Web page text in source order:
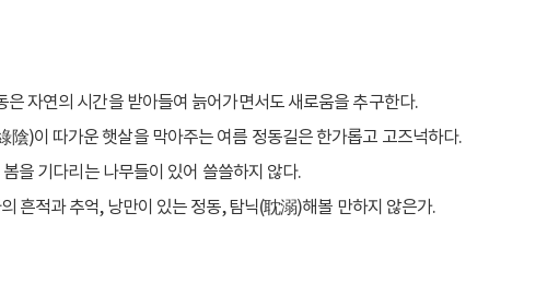
자연의 시간을 받아들여 늙어가면서도 새로움을 추구한다.
)이 따가운 햇살을 막아주는 여름 정동길은 한가롭고 고즈넉하다.
을 기다리는 나무들이 있어 쓸쓸하지 않다.
흔적과 추억, 낭만이 있는 정동, 탐닉(耽溺)해볼 만하지 않은가.